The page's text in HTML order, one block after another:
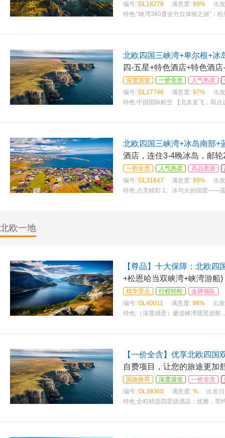
编号: GL18278 满意度: 99%
出
特色:“峡湾360度全方位体验之旅”：
北欧四国三峡湾+卑尔根+冰
四-五星+特色酒店+特色酒
深度游览 一价全含 人气热卖
编号: GL17746 满意度: 97%
出
特色:中国国际航空 【北京直飞，双点
北欧四国三峡湾+冰岛南部+
酒店，连住3-4晚冰岛，邮
一价全含 人气热卖 高品质游
编号: GL31647 满意度: 99%
出
特色:点亮精彩 1、冰与火的国度——
北欧一地
【尊品】十大保障：北欧四
+松恩哈当双峡湾+峡湾游船)
精华景点 行程轻松
金牌领队
编号: GL40011 满意度: 98%
出
特色: （深度感受）量送峡湾观景游
【一价全含】优享北欧四国
自费项目，让您的旅途更加
国旅推荐 深度游览 一价全含
编号: GL39360 满意度: %
出发
特色:全程精选四星级酒店：优雅，简